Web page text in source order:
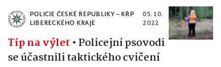
POLICIE ČESKÉ REPUBLIKY – KŘP
LIBERECKÉHO KRAJE
05. 10.
2022
Tip na výlet • Policejní psovodi
se účastnili taktického cvičení